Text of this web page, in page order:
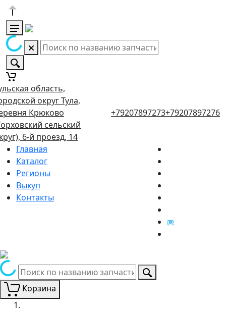
область,
округ Тула,
Крюково
сельский
6-й проезд, 14
+79207897273+79207897276
Главная
Каталог
Регионы
Выкуп
Контакты
Корзина